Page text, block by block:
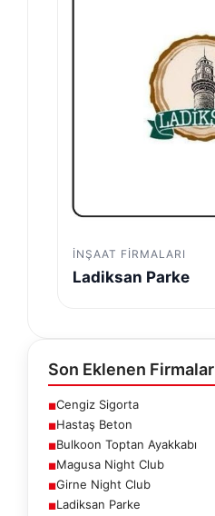
İNŞAAT FIRMALARI
Ladiksan Parke
Son Eklenen Firmalar
■Cengiz Sigorta
■Hastaş Beton
■Bulkoon Toptan Ayakkabı
■Magusa Night Club
■Girne Night Club
■Ladiksan Parke